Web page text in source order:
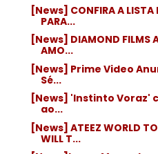
[News] CONFIRA A LISTA
PARA...
[News] DIAMOND FILMS
AMO...
[News] Prime Video
Sé...
[News] 'Instinto Voraz'
ao...
[News] ATEEZ WORLD
WILL T...